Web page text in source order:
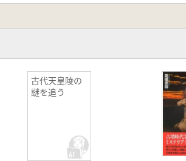
古代天皇陵の
謎を追う